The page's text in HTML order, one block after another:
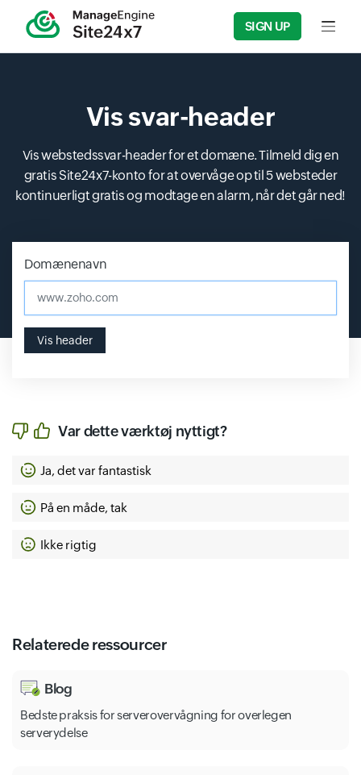
SIGN UP Input
Vis svar-header
Vis webstedssvar-header for et domæne. Tilmeld dig en
gratis Site24x7-konto for at overvåge op til 5 websteder
kontinuerligt gratis og modtage en alarm, når det går ned!
Domænenavn
Vis header
Input field
Input field
Input field
Var dette værktøj nyttigt?
Ja, det var fantastisk
På en måde, tak
Ikke rigtig
Relaterede ressourcer
Blog
Bedste praksis for serverovervågning for overlegen
serverydelse